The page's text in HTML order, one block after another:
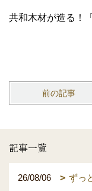
共和木材が造る！
（設計
前の記事
記事一覧
26/08/06 ずっ